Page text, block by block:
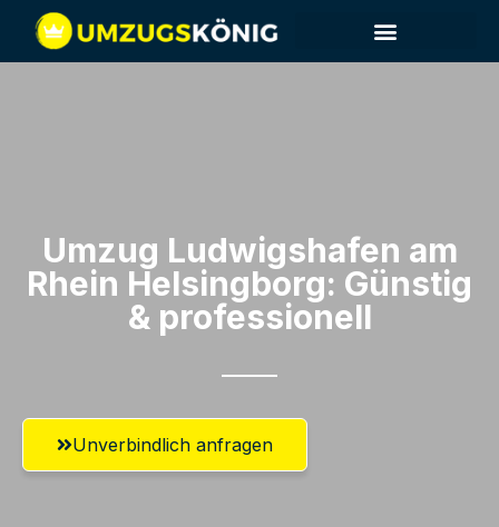
Umzug Ludwigshafen am
Rhein​ Helsingborg: Günstig
& professionell​
Unverbindlich anfragen